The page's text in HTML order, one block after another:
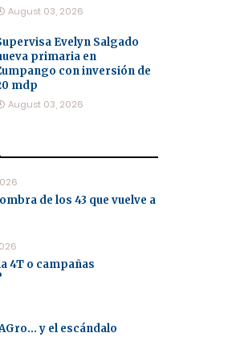
August 03, 2026
Evelyn Salgado
primaria en
con inversión de
mdp
August 03, 2026
de los 43 que vuelve a
4T o campañas
y el escándalo